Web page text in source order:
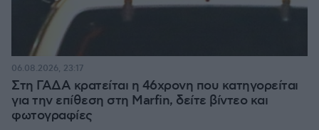
Στη ΓΑΔΑ κρατείται η 46χρονη που κατηγορείται
για την επίθεση στη Marfin, δείτε βίντεο και
φωτογραφίες
06.08.2026, 23:17